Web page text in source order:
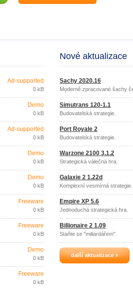
Ad-supported
0 kB
Demo
0 kB
Ad-supported
0 kB
Demo
0 kB
Demo
0 kB
Freeware
0 kB
Freeware
0 kB
Demo
0 kB
Freeware
0 kB
Nové aktualizace
Šachy 2020.16
Moderně zpracované šachy
tvůrce
Simutrans 120-1.1
Budovatelská strategie.
Port Royale 2
Budovatelská strategie.
Warzone 2100 3.1.2
Strategická válečná hra.
Galaxie 2 1.22d
Komplexní vesmírná strategie.
Empire XP 5.6
Jednoduchá strategická hra.
Billionaire 2 1.09
Staňte se "miliardářem".
další aktualizace »